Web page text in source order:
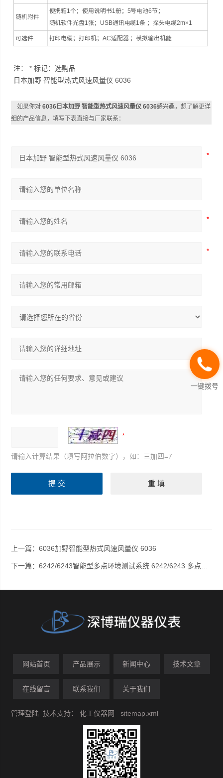
随机附件
便携箱1个；使用说明书1册；5号电池6节；
随机软件光盘1张；USB通讯电缆1条 ；探头电缆2m×1
可选件 打印电缆；打印机；AC适配器 ；模拟输出机能
注： * 标记：选购品
日本加野 智能型热式风速风量仪 6036
如果你对6036日本加野 智能型热式风速风量仪 6036感兴趣，想了解更详
细的产品信息，填写下表直接与厂家联系：
请输入计算结果（填写阿拉伯数字），如：三加四=7
上一篇：6036加野智能型热式风速风量仪 6036
下一篇：6242/6243智能型多点环境测试系统 6242/6243 多点风速仪
网站首页 产品展示 新闻中心 技术文章
在线留言 联系我们 关于我们
管理登陆 技术支持：化工仪器网 sitemap.xml
一键拨号